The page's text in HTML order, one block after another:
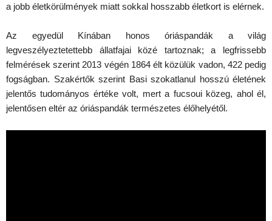
a jobb életkörülmények miatt sokkal hosszabb életkort is elérnek.
Az egyedül Kínában honos óriáspandák a világ
legveszélyeztetettebb állatfajai közé tartoznak; a legfrissebb
felmérések szerint 2013 végén 1864 élt közülük vadon, 422 pedig
fogságban. Szakértők szerint Basi szokatlanul hosszú életének
jelentős tudományos értéke volt, mert a fucsoui közeg, ahol él,
jelentősen eltér az óriáspandák természetes élőhelyétől.